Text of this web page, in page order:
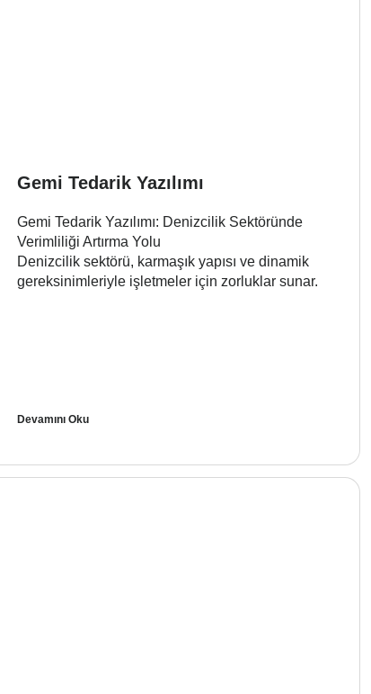
Gemi Tedarik Yazılımı
Gemi Tedarik Yazılımı: Denizcilik Sektöründe
Verimliliği Artırma Yolu
Denizcilik sektörü, karmaşık yapısı ve dinamik
gereksinimleriyle işletmeler için zorluklar sunar.
Devamını Oku